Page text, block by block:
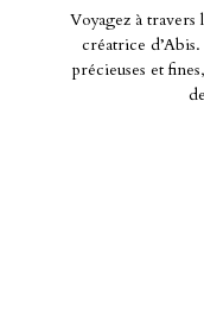
Voyagez à travers
créatrice
précieuses et